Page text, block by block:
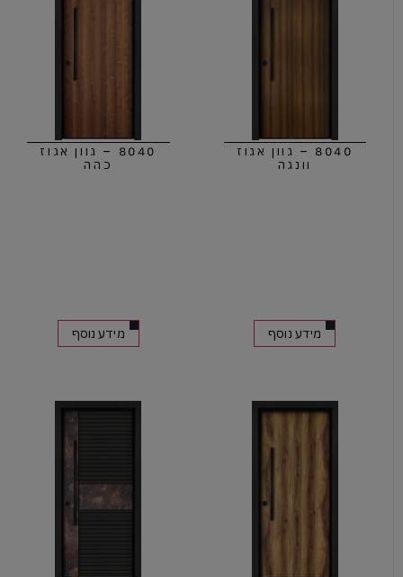
8040 – גוון אגוז
וונגה
מידע נוסף
8040 – גוון אגוז
כהה
מידע נוסף